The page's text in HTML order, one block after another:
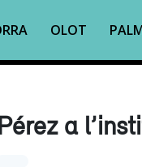
OLOT
a